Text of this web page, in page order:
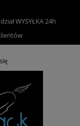
WYSYŁKA 24h